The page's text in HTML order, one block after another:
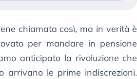
chiamata così, ma in verità è
per mandare in pensione
anticipato la rivoluzione che
arrivano le prime indiscrezioni.